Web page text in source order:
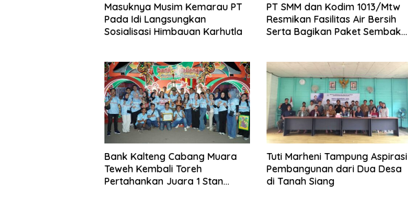
Masuknya Musim Kemarau PT
Pada Idi Langsungkan
Sosialisasi Himbauan Karhutla
PT SMM dan Kodim 1013/Mtw
Resmikan Fasilitas Air Bersih
Serta Bagikan Paket Sembako
Bank Kalteng Cabang Muara
Teweh Kembali Toreh
Pertahankan Juara 1 Stan
Tuti Marheni Tampung Aspirasi
Pembangunan dari Dua Desa
di Tanah Siang